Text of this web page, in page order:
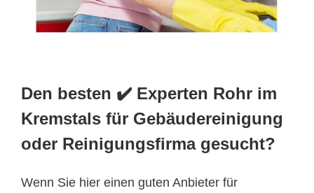
Den besten ✔️ Experten Rohr im
Kremstals für Gebäudereinigung
oder Reinigungsfirma gesucht?
Wenn Sie hier einen guten Anbieter für